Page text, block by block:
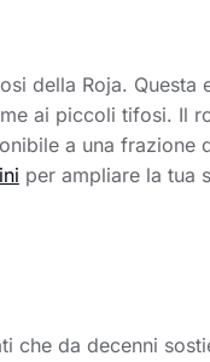
della Roja. Questa
ai piccoli tifosi. Il
a una frazione
per ampliare la tua
da decenni